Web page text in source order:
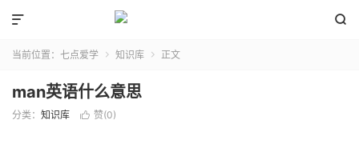


当前位置： 七点爱学  知识库  正文
man英语什么意思
分类： 知识库  赞(0)